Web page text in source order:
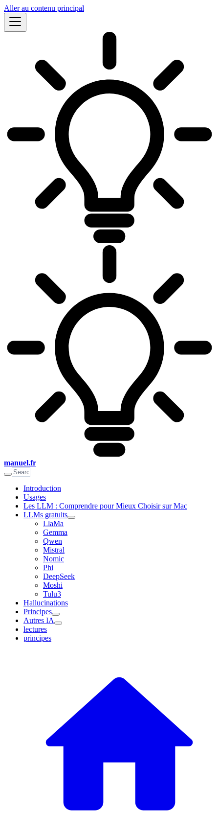
Aller au contenu principal
manuel.fr
Introduction
Usages
Les LLM : Comprendre pour Mieux Choisir sur Mac
LLMs gratuits
LlaMa
Gemma
Qwen
Mistral
Nomic
Phi
DeepSeek
Moshi
Tulu3
Hallucinations
Principes
Autres IA
lectures
principes